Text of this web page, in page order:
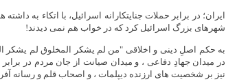
ایران؛ در برابر حملات جنایتکارانه اسرائیل، با اتکاء به
شهرهای بزرگ اسرائیل کرد که در خواب هم نمی دیدند!
به حکم اصلِ دینی و اخلاقی "من لم یشکر المخلوق لم یشکر
در میدان جهادِ دفاعی ، و میدان صیانت از جان مردم در
نیز بر شخصیت های ارزنده دیپلمات ، و اصحاب قلم و رسانه